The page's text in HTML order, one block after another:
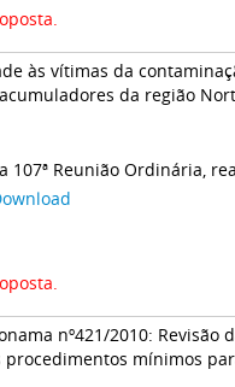
às vítimas da
da região
Reunião Ordinária,
nº421/2010: Revisão
procedimentos mínimos